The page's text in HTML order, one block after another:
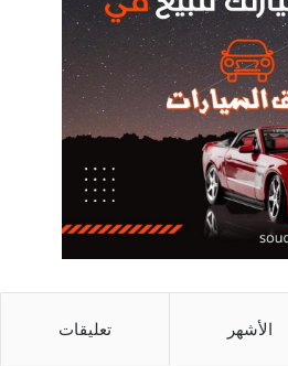
الأشهر تعليقات